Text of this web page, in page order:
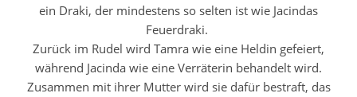
ein Draki, der mindestens so selten ist wie Jacindas
Feuerdraki.
Zurück im Rudel wird Tamra wie eine Heldin gefeiert,
während Jacinda wie eine Verräterin behandelt wird.
Zusammen mit ihrer Mutter wird sie dafür bestraft, das